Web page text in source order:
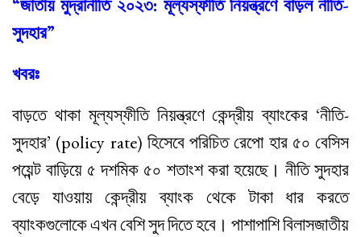
“জাতীয় মুদ্রানীতি ২০২৩: মূল্যস্ফীতি নিয়ন্ত্রণে বাড়ল নীতি-
সুদহার”
খবরঃ
বাড়তে থাকা মূল্যস্ফীতি নিয়ন্ত্রণে কেন্দ্রীয় ব্যাংকের ‘নীতি-
সুদহার’ (policy rate) হিসেবে পরিচিত রেপো হার ৫০ বেসিস
পয়েন্ট বাড়িয়ে ৫ দশমিক ৫০ শতাংশ করা হয়েছে। নীতি সুদহার
বেড়ে যাওয়ায় কেন্দ্রীয় ব্যাংক থেকে টাকা ধার করতে
ব্যাংকগুলোকে এখন বেশি সুদ দিতে হবে। পাশাপাশি বিলাসজাতীয়